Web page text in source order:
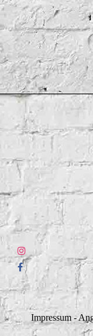
Impressum -